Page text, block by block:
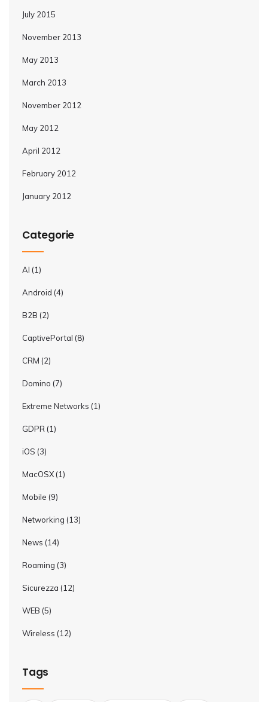
July 2015
November 2013
May 2013
March 2013
November 2012
May 2012
April 2012
February 2012
January 2012
Categorie
AI (1)
Android (4)
B2B (2)
CaptivePortal (8)
CRM (2)
Domino (7)
Extreme Networks (1)
GDPR (1)
iOS (3)
MacOSX (1)
Mobile (9)
Networking (13)
News (14)
Roaming (3)
Sicurezza (12)
WEB (5)
Wireless (12)
Tags